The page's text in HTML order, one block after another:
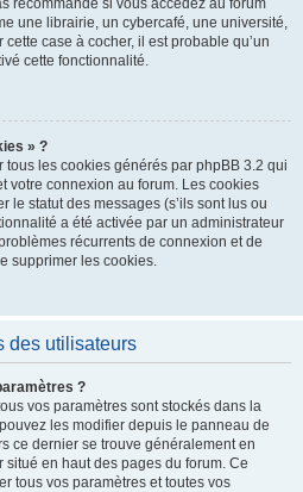
recommandé si vous accédez au forum
une librairie, un cybercafé, une université,
case à cocher, il est probable qu’un
cette fonctionnalité.
» ?
tous les cookies générés par phpBB 3.2 qui
votre connexion au forum. Les cookies
le statut des messages (s’ils sont lus ou
a été activée par un administrateur
récurrents de connexion et de
supprimer les cookies.
des utilisateurs
?
vos paramètres sont stockés dans la
les modifier depuis le panneau de
ce dernier se trouve généralement en
situé en haut des pages du forum. Ce
tous vos paramètres et toutes vos